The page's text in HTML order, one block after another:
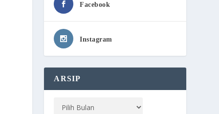
Facebook
Instagram
ARSIP